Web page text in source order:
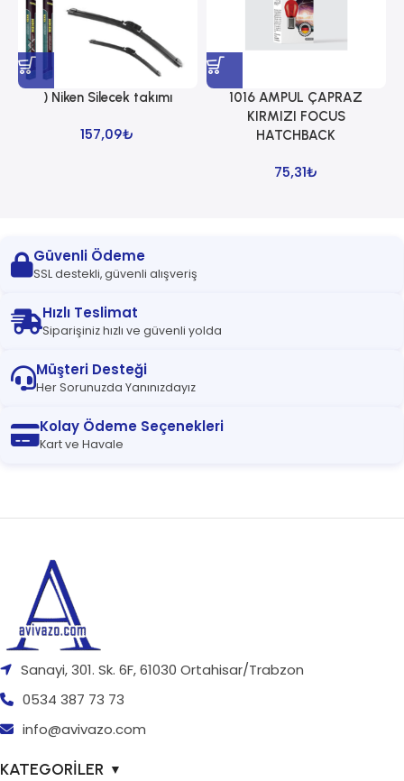
) Niken Silecek takımı
157,09₺
1016 AMPUL ÇAPRAZ
KIRMIZI FOCUS
HATCHBACK
75,31₺
Güvenli Ödeme
SSL destekli, güvenli alışveriş
Hızlı Teslimat
Siparişiniz hızlı ve güvenli yolda
Müşteri Desteği
Her Sorunuzda Yanınızdayız
Kolay Ödeme Seçenekleri
Kart ve Havale
Sanayi, 301. Sk. 6F, 61030 Ortahisar/Trabzon
0534 387 73 73
info@avivazo.com
KATEGORİLER ▼